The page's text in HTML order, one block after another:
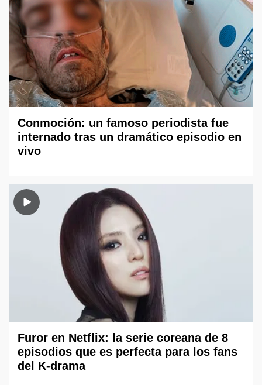
Conmoción: un famoso periodista fue
internado tras un dramático episodio en
vivo
Furor en Netflix: la serie coreana de 8
episodios que es perfecta para los fans
del K-drama